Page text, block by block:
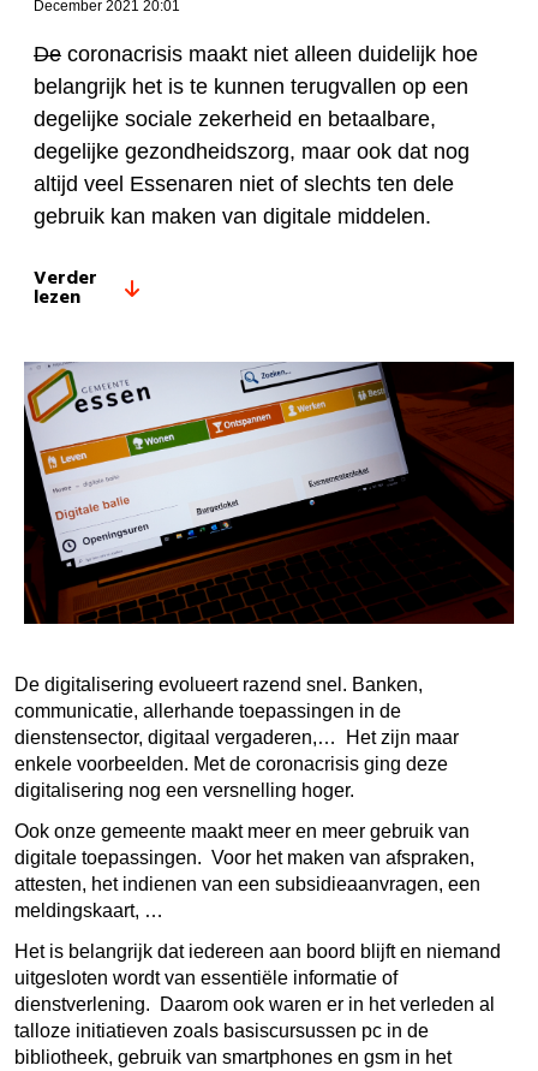
December 2021 20:01
De coronacrisis maakt niet alleen duidelijk hoe
belangrijk het is te kunnen terugvallen op een
degelijke sociale zekerheid en betaalbare,
degelijke gezondheidszorg, maar ook dat nog
altijd veel Essenaren niet of slechts ten dele
gebruik kan maken van digitale middelen.
Verder
lezen
De digitalisering evolueert razend snel. Banken,
communicatie, allerhande toepassingen in de
dienstensector, digitaal vergaderen,… Het zijn maar
enkele voorbeelden. Met de coronacrisis ging deze
digitalisering nog een versnelling hoger.
Ook onze gemeente maakt meer en meer gebruik van
digitale toepassingen. Voor het maken van afspraken,
attesten, het indienen van een subsidieaanvragen, een
meldingskaart, …
Het is belangrijk dat iedereen aan boord blijft en niemand
uitgesloten wordt van essentiële informatie of
dienstverlening. Daarom ook waren er in het verleden al
talloze initiatieven zoals basiscursussen pc in de
bibliotheek, gebruik van smartphones en gsm in het